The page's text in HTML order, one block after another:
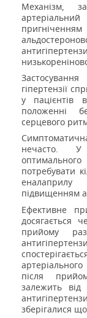
Механізм,
гіпертензії
у пацієнтів
положенні
серцевого
нечасто. У
потребувати
підвищенням
Ефективне
досягається
прийому
після
залежить
зберігалися